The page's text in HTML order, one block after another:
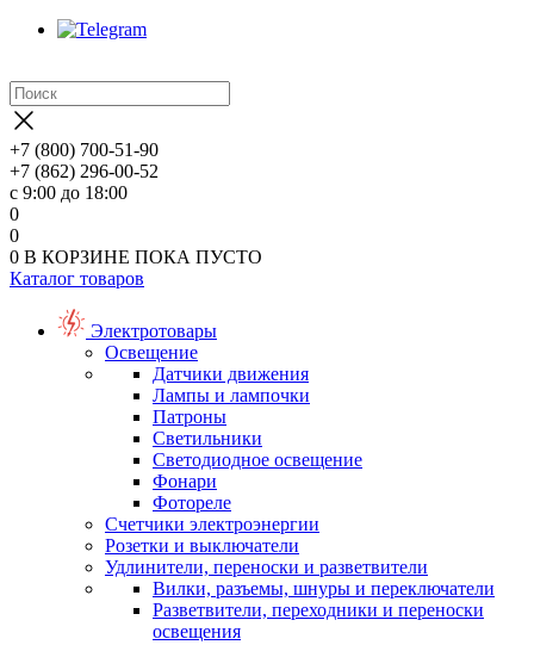
+7 (800) 700-51-90
+7 (862) 296-00-52
с 9:00 до 18:00
0
0
0 В КОРЗИНЕ ПОКА ПУСТО
Каталог товаров
Электротовары
Освещение
Датчики движения
Лампы и лампочки
Патроны
Светильники
Светодиодное освещение
Фонари
Фотореле
Счетчики электроэнергии
Розетки и выключатели
Удлинители, переноски и разветвители
Вилки, разъемы, шнуры и переключатели
Разветвители, переходники и переноски
освещения